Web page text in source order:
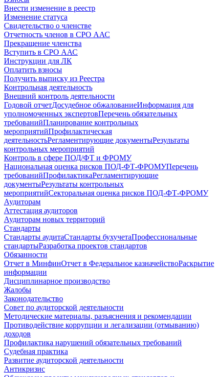
Внести изменение в реестр
Изменение статуса
Свидетельство о членстве
Отчетность членов в СРО ААС
Прекращение членства
Вступить в СРО ААС
Инструкции для ЛК
Оплатить взносы
Получить выписку из Реестра
Контрольная деятельность
Внешний контроль деятельности
Годовой отчетДосудебное обжалованиеИнформация для
уполномоченных экспертовПеречень обязательных
требованийПланирование контрольных
мероприятийПрофилактическая
деятельностьРегламентирующие документыРезультаты
контрольных мероприятий
Контроль в сфере ПОД/ФТ и ФРОМУ
Национальная оценка рисков ПОД-ФТ-ФРОМУПеречень
требованийПрофилактикаРегламентирующие
документыРезультаты контрольных
мероприятийСекторальная оценка рисков ПОД-ФТ-ФРОМУ
Аудиторам
Аттестация аудиторов
Аудиторам новых территорий
Стандарты
Стандарты аудитаСтандарты бухучетаПрофессиональные
стандартыРазработка проектов стандартов
Обязанности
Отчет в МинфинОтчет в Федеральное казначействоРаскрытие
информации
Дисциплинарное производство
Жалобы
Законодательство
Совет по аудиторской деятельности
Методические материалы, разъяснения и рекомендации
Противодействие коррупции и легализации (отмыванию)
доходов
Профилактика нарушений обязательных требований
Судебная практика
Развитие аудиторской деятельности
Антикризис